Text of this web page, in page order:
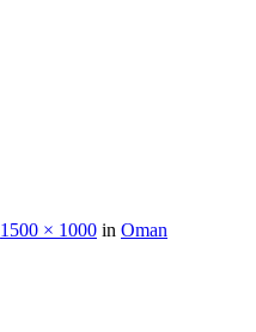
1500 × 1000 in Oman